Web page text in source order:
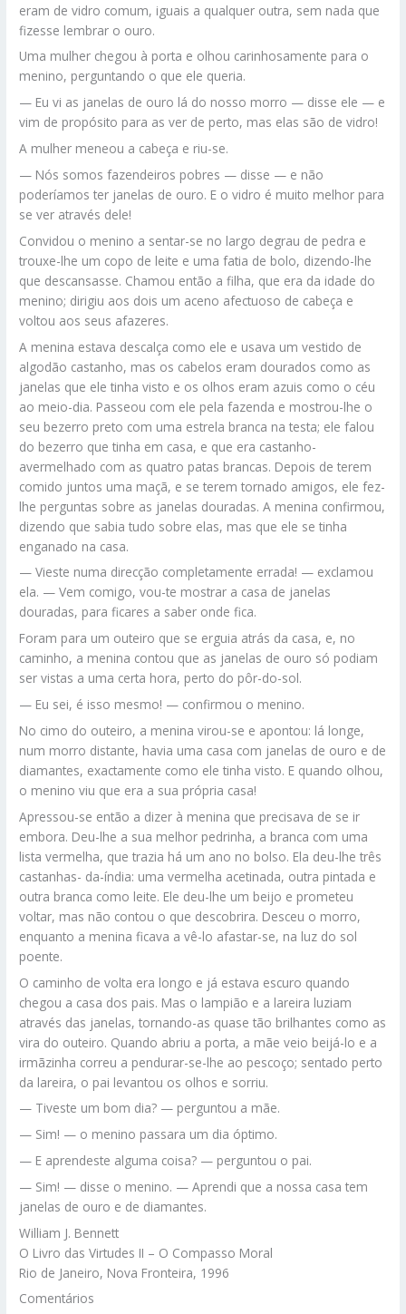
eram de vidro comum, iguais a qualquer outra, sem nada que
fizesse lembrar o ouro.
Uma mulher chegou à porta e olhou carinhosamente para o
menino, perguntando o que ele queria.
— Eu vi as janelas de ouro lá do nosso morro — disse ele — e
vim de propósito para as ver de perto, mas elas são de vidro!
A mulher meneou a cabeça e riu-se.
— Nós somos fazendeiros pobres — disse — e não
poderíamos ter janelas de ouro. E o vidro é muito melhor para
se ver através dele!
Convidou o menino a sentar-se no largo degrau de pedra e
trouxe-lhe um copo de leite e uma fatia de bolo, dizendo-lhe
que descansasse. Chamou então a filha, que era da idade do
menino; dirigiu aos dois um aceno afectuoso de cabeça e
voltou aos seus afazeres.
A menina estava descalça como ele e usava um vestido de
algodão castanho, mas os cabelos eram dourados como as
janelas que ele tinha visto e os olhos eram azuis como o céu
ao meio-dia. Passeou com ele pela fazenda e mostrou-lhe o
seu bezerro preto com uma estrela branca na testa; ele falou
do bezerro que tinha em casa, e que era castanho-
avermelhado com as quatro patas brancas. Depois de terem
comido juntos uma maçã, e se terem tornado amigos, ele fez-
lhe perguntas sobre as janelas douradas. A menina confirmou,
dizendo que sabia tudo sobre elas, mas que ele se tinha
enganado na casa.
— Vieste numa direcção completamente errada! — exclamou
ela. — Vem comigo, vou-te mostrar a casa de janelas
douradas, para ficares a saber onde fica.
Foram para um outeiro que se erguia atrás da casa, e, no
caminho, a menina contou que as janelas de ouro só podiam
ser vistas a uma certa hora, perto do pôr-do-sol.
— Eu sei, é isso mesmo! — confirmou o menino.
No cimo do outeiro, a menina virou-se e apontou: lá longe,
num morro distante, havia uma casa com janelas de ouro e de
diamantes, exactamente como ele tinha visto. E quando olhou,
o menino viu que era a sua própria casa!
Apressou-se então a dizer à menina que precisava de se ir
embora. Deu-lhe a sua melhor pedrinha, a branca com uma
lista vermelha, que trazia há um ano no bolso. Ela deu-lhe três
castanhas- da-índia: uma vermelha acetinada, outra pintada e
outra branca como leite. Ele deu-lhe um beijo e prometeu
voltar, mas não contou o que descobrira. Desceu o morro,
enquanto a menina ficava a vê-lo afastar-se, na luz do sol
poente.
O caminho de volta era longo e já estava escuro quando
chegou a casa dos pais. Mas o lampião e a lareira luziam
através das janelas, tornando-as quase tão brilhantes como as
vira do outeiro. Quando abriu a porta, a mãe veio beijá-lo e a
irmãzinha correu a pendurar-se-lhe ao pescoço; sentado perto
da lareira, o pai levantou os olhos e sorriu.
— Tiveste um bom dia? — perguntou a mãe.
— Sim! — o menino passara um dia óptimo.
— E aprendeste alguma coisa? — perguntou o pai.
— Sim! — disse o menino. — Aprendi que a nossa casa tem
janelas de ouro e de diamantes.
William J. Bennett
O Livro das Virtudes II – O Compasso Moral
Rio de Janeiro, Nova Fronteira, 1996
Comentários